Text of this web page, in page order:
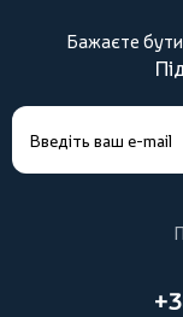
Бажаєте бути